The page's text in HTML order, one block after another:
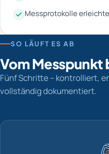
Messprotokolle
SO LÄUFT ES AB
Vom Messpunkt
Fünf Schritte – kontrolliert,
vollständig dokumentiert.